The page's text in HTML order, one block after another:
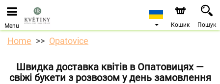
Ми приймаємо замовлення через наш інтернет-
магазин. Найближча можлива дата доставки —
10.08.2026 у зв’язку з відпусткою.
Menu Кошик Пошук
Home Opatovice
Швидка доставка квітів в Опатовицях —
свіжі букети з розвозом у день замовлення